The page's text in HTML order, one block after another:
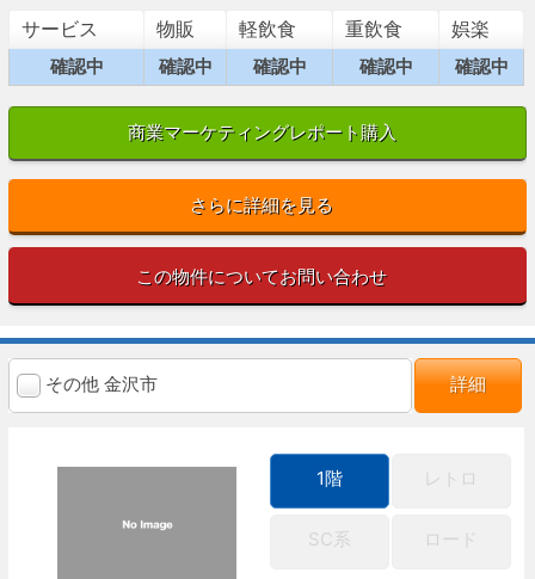
サービス 物販 軽飲食 重飲食 娯楽
確認中 確認中 確認中 確認中 確認中
商業マーケティングレポート購入
さらに詳細を見る
この物件についてお問い合わせ
その他 金沢市 詳細
1階 レトロ
SC系 ロード